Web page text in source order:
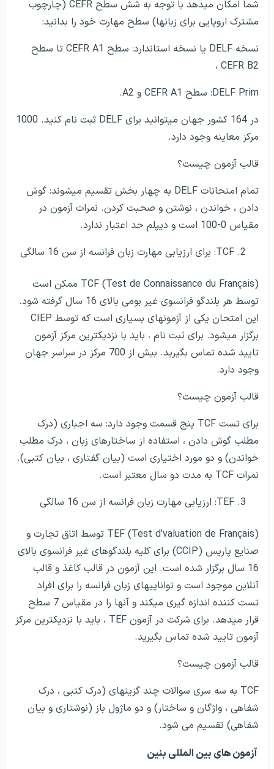
شما امکان می­دهد با توجه به شش سطح CEFR (چارچوب
مشترک اروپایی برای زبان­ها) سطح مهارت خود را بدانید:
نسخه DELF یا نسخه استاندارد: سطح CEFR A1 تا سطح
CEFR B2 ،
DELF Prim: سطح CEFR A1 و A2.
در 164 کشور جهان می­توانید برای DELF ثبت نام کنید. 1000
مرکز معاینه وجود دارد.
قالب آزمون چیست؟
تمام امتحانات DELF به چهار بخش تقسیم می­شوند: گوش
دادن ، خواندن ، نوشتن و صحبت کردن. نمرات آزمون در
مقیاس 0-100 است و دیپلم حد اعتبار ندارد.
TCF: برای ارزیابی مهارت زبان فرانسه از سن 16 سالگی
TCF (Test de Connaissance du Français) ممکن است
توسط هر بلندگو فرانسوی غیر بومی بالای 16 سال گرفته شود.
این امتحان یکی از آزمون­های بسیاری است که توسط CIEP
برگزار می­شود. برای ثبت نام ، باید با نزدیکترین مرکز آزمون
تایید شده تماس بگیرید. بیش از 700 مرکز در سراسر جهان
وجود دارد.
قالب آزمون چیست؟
برای تست TCF پنج قسمت وجود دارد: سه اجباری (درک
مطلب گوش دادن ، استفاده از ساختارهای زبان ، درک مطلب
خواندن) و دو مورد اختیاری است (بیان گفتاری ، بیان کتبی).
نمرات TCF به مدت دو سال معتبر است.
TEF: ارزیابی مهارت زبان فرانسه از سن 16 سالگی
TEF (Test d’valuation de Français) توسط اتاق تجارت و
صنایع پاریس (CCIP) برای کلیه بلندگوهای غیر فرانسوی بالای
16 سال برگزار شده است. این آزمون در قالب کاغذ و قالب
آنلاین موجود است و توانایی­های زبان فرانسه را برای افراد
تست کننده اندازه گیری می­کند و آن­ها را در مقیاس 7 سطح
قرار می­دهد. برای شرکت در آزمون TEF ، باید با نزدیک­ترین مرکز
آزمون تایید شده تماس بگیرید.
قالب آزمون چیست؟
TCF به سه سری سوالات چند گزینه­ای (درک کتبی ، درک
شفاهی ، واژگان و ساختار) و دو ماژول باز (نوشتاری و بیان
شفاهی) تقسیم می شود.
آزمون های بین المللی بنین